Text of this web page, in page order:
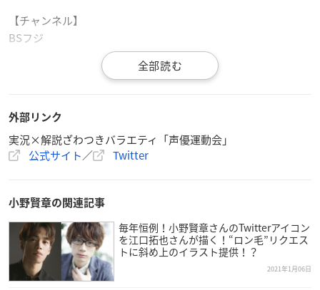
【チャンネル】
BSフジ
・四心同体!?キングサイズバレー
・イケボで繋げ！ビッグスケールバトンリレー！
紅組：天﨑滉平、橘龍丸、伊藤昌弘、下鶴直幸
白組：広瀬裕也、梶原岳人、前田誠二、野田てつろう
審判：せとたけお
※敬称略
外部リンク
実況×解説ざわつきバラエティ「声優運動会」
公式サイト／ Twitter
小野賢章の関連記事
毎年恒例！小野賢章さんのTwitterアイコン
を江口拓也さんが描く！“ロン毛”リクエス
トに斜め上のイラスト提供！？
2021年1月06日